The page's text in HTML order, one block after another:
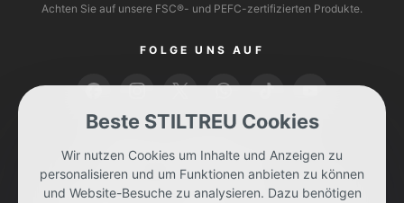
Achten Sie auf unsere FSC®- und PEFC-zertifizierten Produkte.
FOLGE UNS AUF
Beste STILTREU Cookies
Wir nutzen Cookies um Inhalte und Anzeigen zu
personalisieren und um Funktionen anbieten zu können
und Website-Besuche zu analysieren. Dazu benötigen